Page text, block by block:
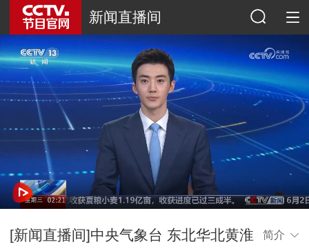
新闻直播间
[新闻直播间]中央气象台 东北华北黄淮
简介